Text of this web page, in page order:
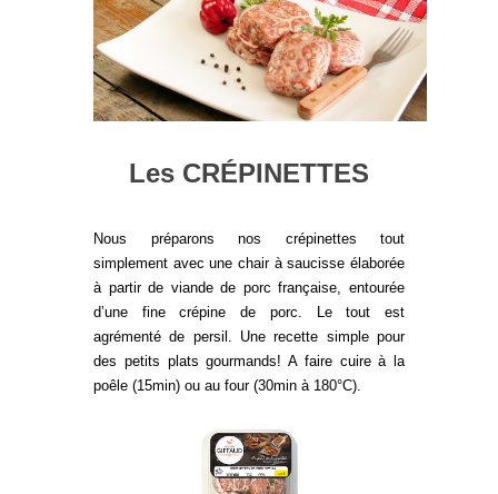
Les CRÉPINETTES
Nous préparons nos crépinettes tout
simplement avec une chair à saucisse élaborée
à partir de viande de porc française, entourée
d’une fine crépine de porc. Le tout est
agrémenté de persil. Une recette simple pour
des petits plats gourmands! A faire cuire à la
poêle (15min) ou au four (30min à 180°C).